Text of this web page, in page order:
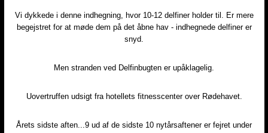
Vi dykkede i denne indhegning, hvor 10-12 delfiner holder til. Er mere
begejstret for at møde dem på det åbne hav - indhegnede delfiner er
snyd.​
Men stranden ved Delfinbugten er upåklagelig.​
Uovertruffen udsigt fra hotellets fitnesscenter over Rødehavet.​
Årets sidste aften...9 ud af de sidste 10 nytårsaftener er fejret under